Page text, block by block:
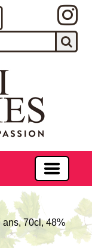
70cl, 48%